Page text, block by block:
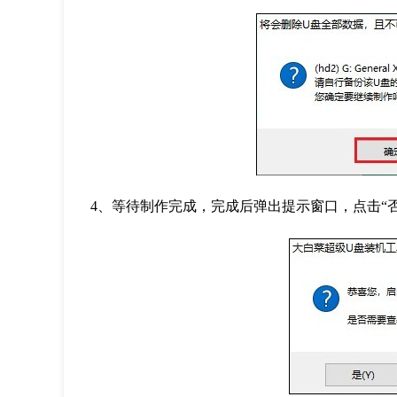
4、等待制作完成，完成后弹出提示窗口，点击“